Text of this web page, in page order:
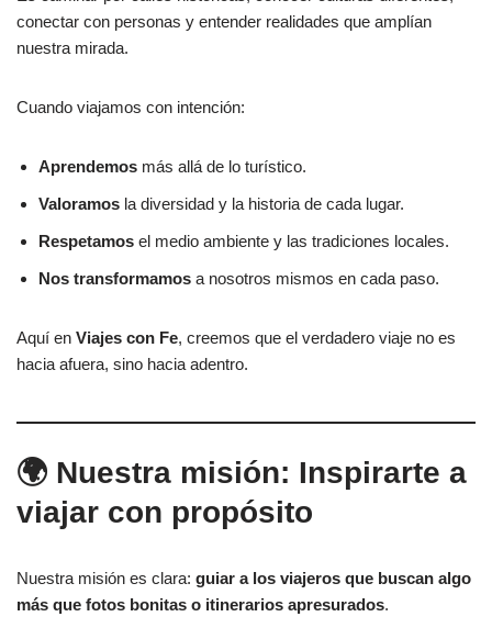
conectar con personas y entender realidades que amplían
nuestra mirada.
Cuando viajamos con intención:
Aprendemos más allá de lo turístico.
Valoramos la diversidad y la historia de cada lugar.
Respetamos el medio ambiente y las tradiciones locales.
Nos transformamos a nosotros mismos en cada paso.
Aquí en Viajes con Fe, creemos que el verdadero viaje no es
hacia afuera, sino hacia adentro.
🌍 Nuestra misión: Inspirarte a
viajar con propósito
Nuestra misión es clara: guiar a los viajeros que buscan algo
más que fotos bonitas o itinerarios apresurados.